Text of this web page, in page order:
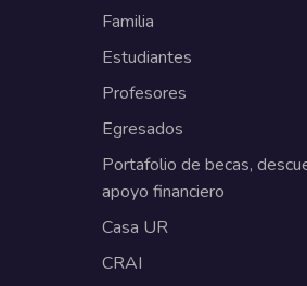
Familia
Estudiantes
Profesores
Egresados
Portafolio de becas,
apoyo financiero
Casa UR
CRAI